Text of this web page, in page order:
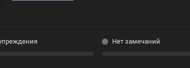
Нет замечаний